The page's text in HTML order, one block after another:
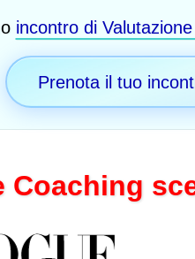
incontro di
Prenota il tuo
Coaching